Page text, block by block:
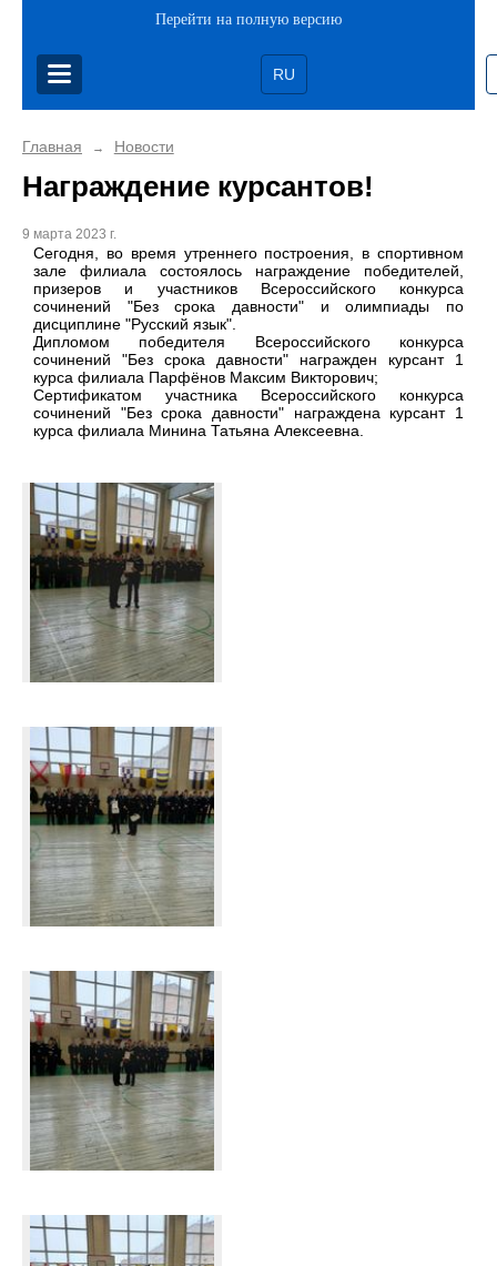
Перейти на полную версию
RU
Главная → Новости
Награждение курсантов!
9 марта 2023 г.
Сегодня, во время утреннего построения, в спортивном
зале филиала состоялось награждение победителей,
призеров и участников Всероссийского конкурса
сочинений "Без срока давности" и олимпиады по
дисциплине "Русский язык".
Дипломом победителя Всероссийского конкурса
сочинений "Без срока давности" награжден курсант 1
курса филиала Парфёнов Максим Викторович;
Сертификатом участника Всероссийского конкурса
сочинений "Без срока давности" награждена курсант 1
курса филиала Минина Татьяна Алексеевна.